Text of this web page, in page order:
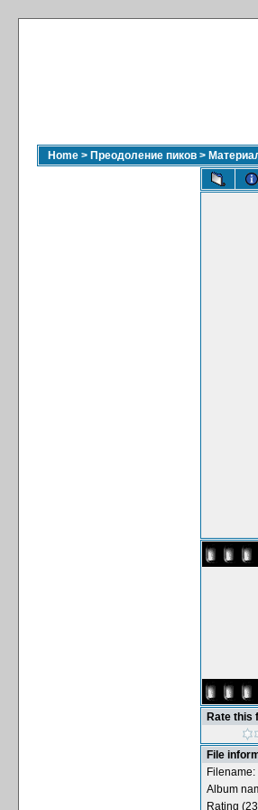
Home > Преодоление пиков >
Rate this
File
Filename:
Album
Rating